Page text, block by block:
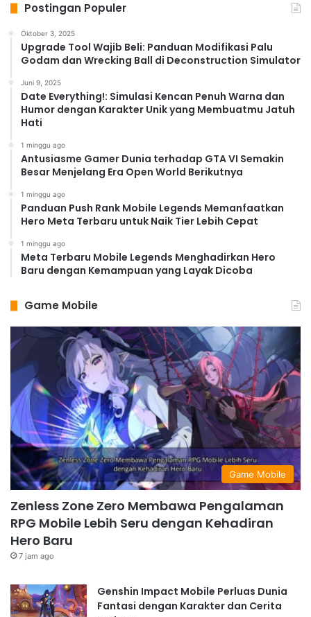
Postingan Populer
Oktober 3, 2025
Upgrade Tool Wajib Beli: Panduan Modifikasi Palu
Godam dan Wrecking Ball di Deconstruction Simulator
Juni 9, 2025
Date Everything!: Simulasi Kencan Penuh Warna dan
Humor dengan Karakter Unik yang Membuatmu Jatuh
Hati
1 minggu ago
Antusiasme Gamer Dunia terhadap GTA VI Semakin
Besar Menjelang Era Open World Berikutnya
1 minggu ago
Panduan Push Rank Mobile Legends Memanfaatkan
Hero Meta Terbaru untuk Naik Tier Lebih Cepat
1 minggu ago
Meta Terbaru Mobile Legends Menghadirkan Hero
Baru dengan Kemampuan yang Layak Dicoba
Game Mobile
Game Mobile
Zenless Zone Zero Membawa Pengalaman
RPG Mobile Lebih Seru dengan Kehadiran
Hero Baru
7 jam ago
Genshin Impact Mobile Perluas Dunia
Fantasi dengan Karakter dan Cerita